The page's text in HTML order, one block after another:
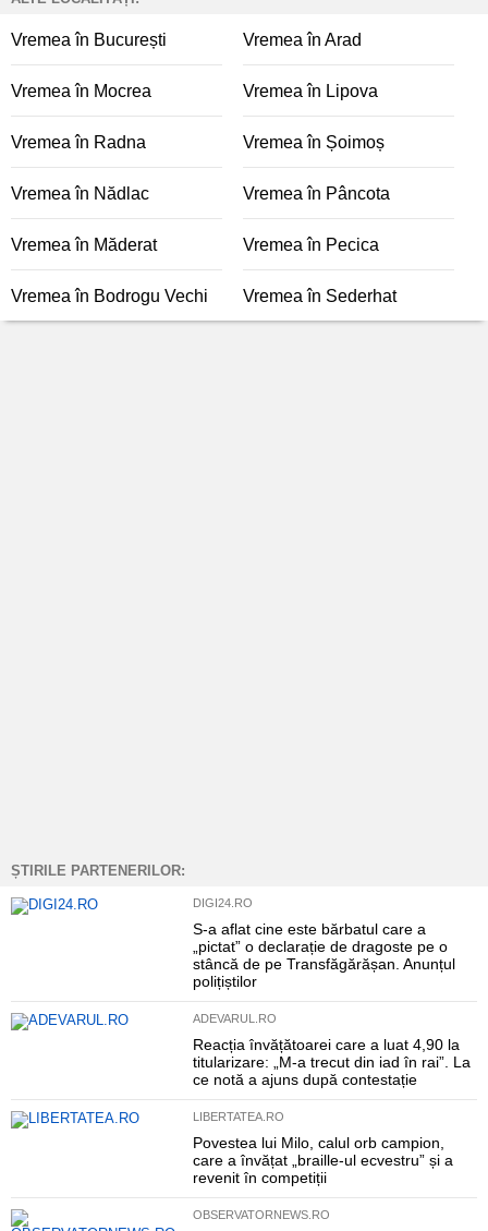
Vremea în București Vremea în Arad
Vremea în Mocrea Vremea în Lipova
Vremea în Radna Vremea în Șoimoș
Vremea în Nădlac Vremea în Pâncota
Vremea în Măderat Vremea în Pecica
Vremea în Bodrogu Vechi Vremea în Sederhat
ȘTIRILE PARTENERILOR:
DIGI24.RO
S-a aflat cine este bărbatul care a
„pictat” o declarație de dragoste pe o
stâncă de pe Transfăgărășan. Anunțul
polițiștilor
ADEVARUL.RO
Reacția învățătoarei care a luat 4,90 la
titularizare: „M-a trecut din iad în rai”. La
ce notă a ajuns după contestație
LIBERTATEA.RO
Povestea lui Milo, calul orb campion,
care a învățat „braille-ul ecvestru” și a
revenit în competiții
OBSERVATORNEWS.RO